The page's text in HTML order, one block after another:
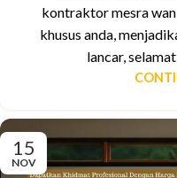
kontraktor mesra
khusus anda,
lancar,
15
NOV